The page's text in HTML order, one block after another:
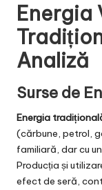
Energia
Analiză
Surse de
Energia
(cărbune, petrol,
familiară, dar cu
Producția și
efect de seră,